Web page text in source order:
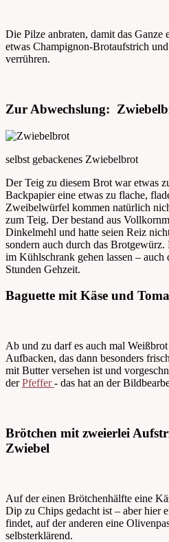
Die Pilze anbraten, damit das
etwas Champignon-Brotaufstrich
verrühren.
Zur Abwechslung:
selbst gebackenes Zwiebelbrot
Der Teig zu diesem Brot war etwas
Backpapier eine etwas zu flache,
Zweibelwürfel kommen natürlich
zum Teig. Der bestand aus
Dinkelmehl und hatte seien Reiz
sondern auch durch das
im Kühlschrank gehen lassen –
Stunden Gehzeit.
Baguette mit Käse und
Ab und zu darf es auch mal
Aufbacken, das dann besonders
mit Butter versehen ist und
derPfeffer- das hat an der
Brötchen mit zweierlei
Zwiebel
Auf der einen Brötchenhälfte eine
Dip zu Chips gedacht ist – aber hier
findet, auf der anderen eine
selbsterklärend.